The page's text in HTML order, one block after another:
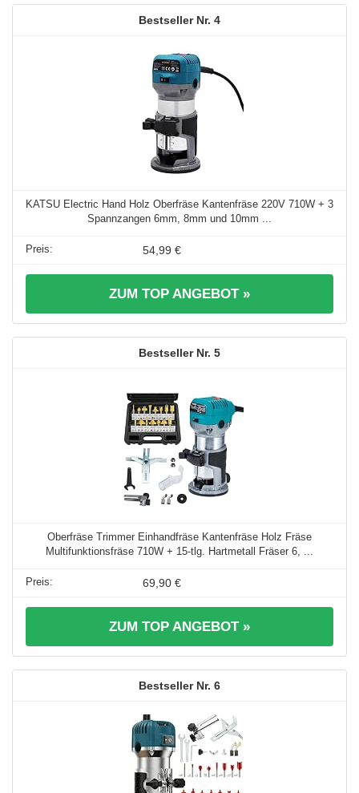
4
KATSU Electric Hand Holz Oberfräse Kantenfräse 220V 710W + 3
Spannzangen 6mm, 8mm und 10mm ...
54,99 €
ZUM TOP ANGEBOT »
5
Oberfräse Trimmer Einhandfräse Kantenfräse Holz Fräse
Multifunktionsfräse 710W + 15-tlg. Hartmetall Fräser 6, ...
69,90 €
ZUM TOP ANGEBOT »
6